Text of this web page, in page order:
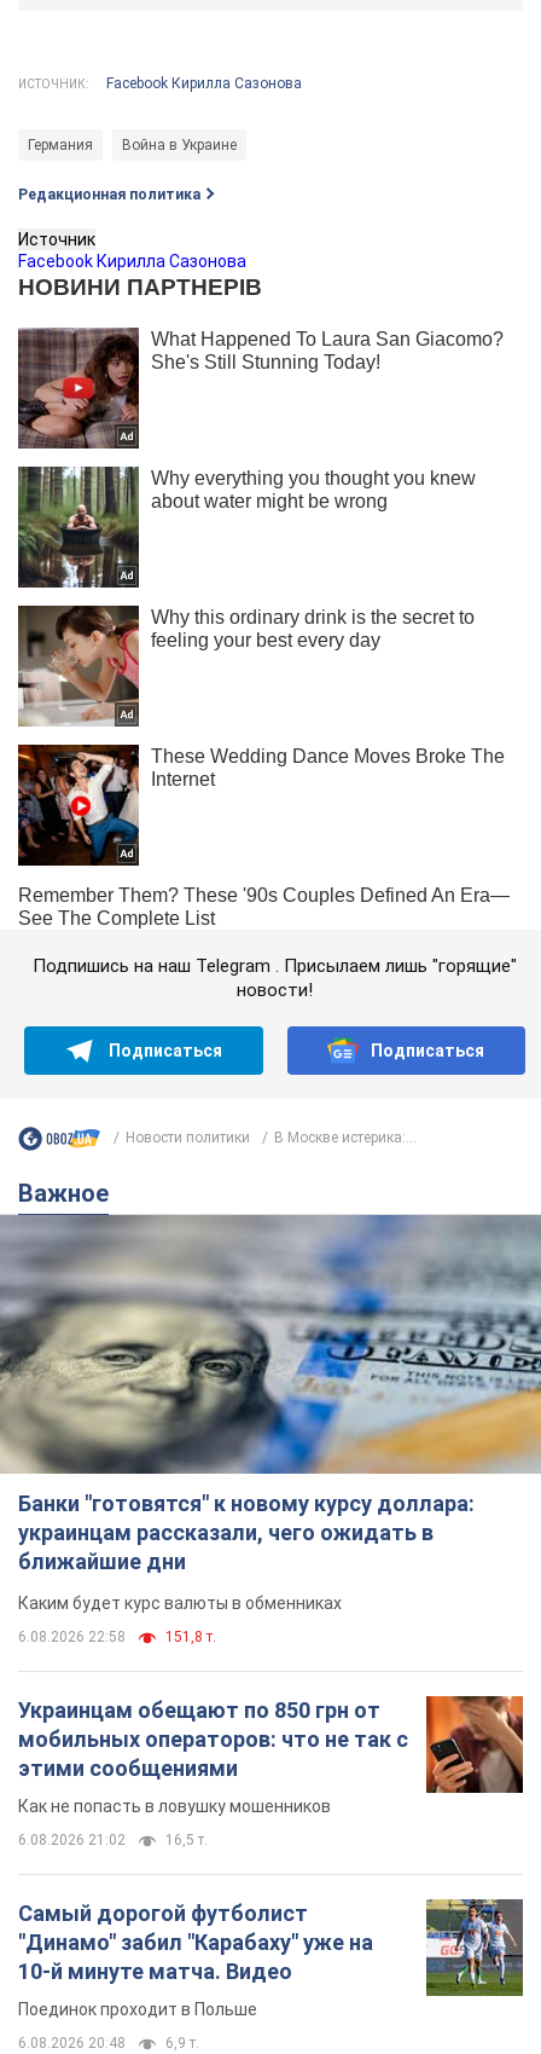
ИСТОЧНИК: Facebook Кирилла Сазонова
Германия Война в Украине
Редакционная политика
Источник
Facebook Кирилла Сазонова
Подпишись на наш Telegram . Присылаем лишь "горящие"
новости!
Подписаться Подписаться
Новости политики В Москве истерика:...
Важное
Банки "готовятся" к новому курсу доллара:
украинцам рассказали, чего ожидать в
ближайшие дни
Каким будет курс валюты в обменниках
6.08.2026 22:58 151,8 т.
Украинцам обещают по 850 грн от
мобильных операторов: что не так с
этими сообщениями
Как не попасть в ловушку мошенников
6.08.2026 21:02 16,5 т.
Самый дорогой футболист
"Динамо" забил "Карабаху" уже на
10-й минуте матча. Видео
Поединок проходит в Польше
6.08.2026 20:48 6,9 т.